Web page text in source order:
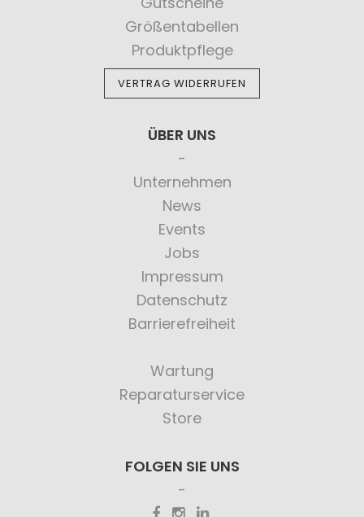
Größentabellen
Produktpflege
VERTRAG WIDERRUFEN
ÜBER UNS
Unternehmen
News
Events
Jobs
Impressum
Datenschutz
Barrierefreiheit
Wartung
Reparaturservice
Store
FOLGEN SIE UNS